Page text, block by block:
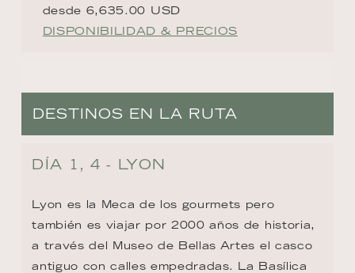
desde 6,635.00 USD
DISPONIBILIDAD & PRECIOS
DESTINOS EN LA RUTA
DÍA 1, 4 - LYON
Lyon es la Meca de los gourmets pero
también es viajar por 2000 años de historia,
a través del Museo de Bellas Artes el casco
antiguo con calles empedradas. La Basílica